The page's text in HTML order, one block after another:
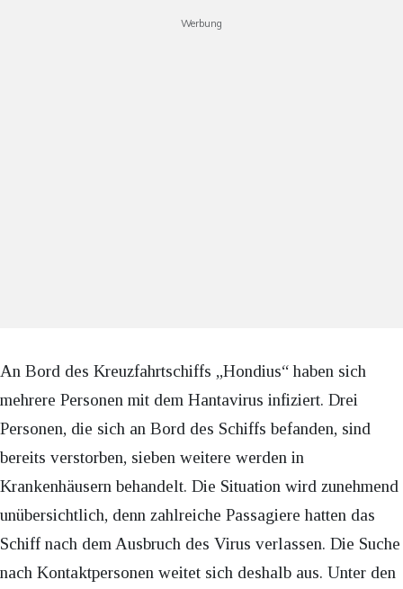
Werbung
An Bord des Kreuzfahrtschiffs „Hondius“ haben sich
mehrere Personen mit dem Hantavirus infiziert. Drei
Personen, die sich an Bord des Schiffs befanden, sind
bereits verstorben, sieben weitere werden in
Krankenhäusern behandelt. Die Situation wird zunehmend
unübersichtlich, denn zahlreiche Passagiere hatten das
Schiff nach dem Ausbruch des Virus verlassen. Die Suche
nach Kontaktpersonen weitet sich deshalb aus. Unter den